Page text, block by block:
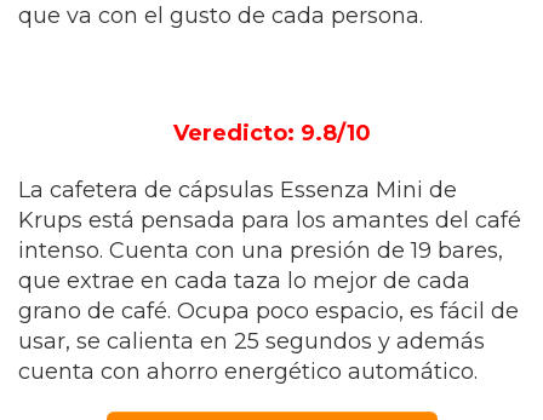
que va con el gusto de cada persona.
Veredicto: 9.8/10
La cafetera de cápsulas Essenza Mini de
Krups está pensada para los amantes del café
intenso. Cuenta con una presión de 19 bares,
que extrae en cada taza lo mejor de cada
grano de café. Ocupa poco espacio, es fácil de
usar, se calienta en 25 segundos y además
cuenta con ahorro energético automático.